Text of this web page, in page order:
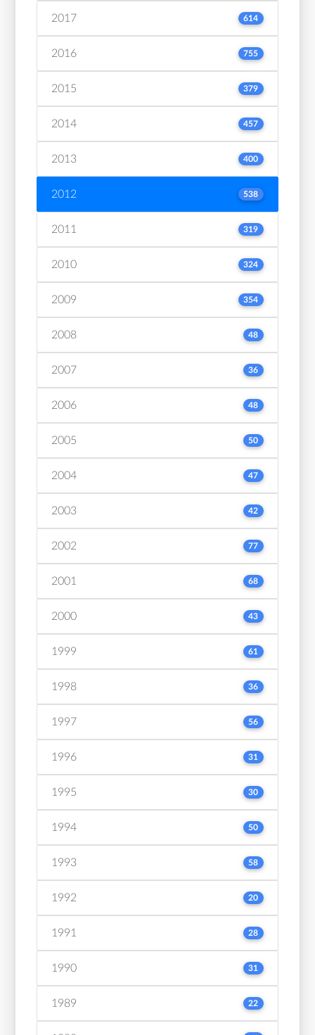
2017 614
2016 755
2015 379
2014 457
2013 400
2012 538
2011 319
2010 324
2009 354
2008 48
2007 36
2006 48
2005 50
2004 47
2003 42
2002 77
2001 68
2000 43
1999 61
1998 36
1997 56
1996 31
1995 30
1994 50
1993 58
1992 20
1991 28
1990 31
1989 22